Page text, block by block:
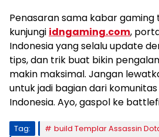
Penasaran sama kabar gaming
kunjungi idngaming.com,
Indonesia yang selalu update
tips, dan trik buat bikin
makin maksimal. Jangan
untuk jadi bagian dari
Indonesia. Ayo, gaspol ke
Tag:
build Templar Assassin